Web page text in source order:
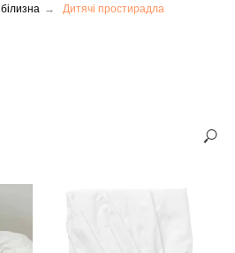
→ Дитячі простирадла